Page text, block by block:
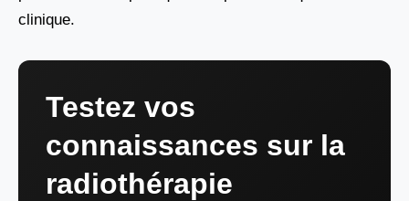
clinique.
Testez vos
connaissances sur la
radiothérapie